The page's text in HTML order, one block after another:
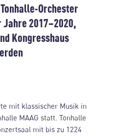
Orchester
2017–2020,
Kongresshaus
mit klassischer Musik in
MAAG statt. Tonhalle
mit bis zu 1224